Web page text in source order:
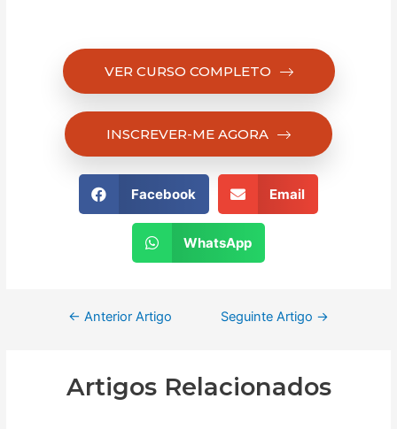
VER CURSO COMPLETO
INSCREVER-ME AGORA
Facebook Email
WhatsApp
← Anterior Artigo Seguinte Artigo →
Artigos Relacionados